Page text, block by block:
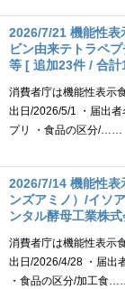
2026/7/21 機能性
ビン由来テトラペ
等 [ 追加23件 / 合
消費者庁は機能性表示
出日/2026/5/1 ・届出
プリ ・食品の区分/……
2026/7/14 機能性
ンズアミノ）/イソ
ンタル酵母工業株
消費者庁は機能性表示
出日/2026/4/28 ・届出
・食品の区分/加工食